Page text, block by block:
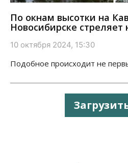
По окнам высотки на
Новосибирске стреляет
10 октября 2024, 15:30
Подобное происходит не